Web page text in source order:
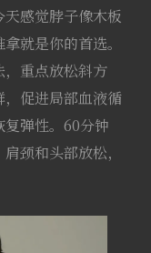
感觉脖子像木板
就是你的首选。
重点放松斜方
促进局部血液循
弹性。60分钟
颈和头部放松，